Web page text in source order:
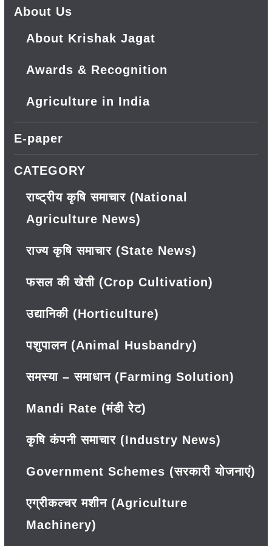
About Us
About Krishak Jagat
Awards & Recognition
Agriculture in India
E-paper
CATEGORY
राष्ट्रीय कृषि समाचार (National
Agriculture News)
राज्य कृषि समाचार (State News)
फसल की खेती (Crop Cultivation)
उद्यानिकी (Horticulture)
पशुपालन (Animal Husbandry)
समस्या – समाधान (Farming Solution)
Mandi Rate (मंडी रेट)
कृषि कंपनी समाचार (Industry News)
Government Schemes (सरकारी योजनाएं)
एग्रीकल्चर मशीन (Agriculture
Machinery)